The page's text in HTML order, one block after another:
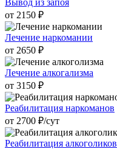
от 2150 ₽
Лечение наркомании
от 2650 ₽
Лечение алкогализма
от 3150 ₽
Реабилитация наркоманов
от 2700 ₽/cут
Реабилитация алкоголиков